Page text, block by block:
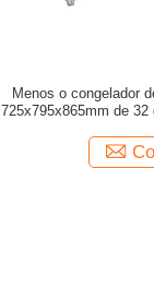
Menos o congelador
725x795x865mm de